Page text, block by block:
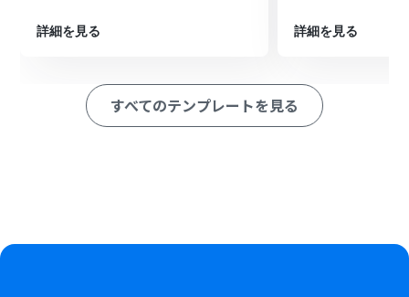
ション
象としたいフォームのIDを正確に指定してください。こ
れにより、特定のフォームから回答が送信された場合の
み、このワークフローが起動するように設定することが
プランによって最短の起動間隔が異なりますので、ご注意
詳細を見る 詳細を見る
すべてのテンプレートを見る